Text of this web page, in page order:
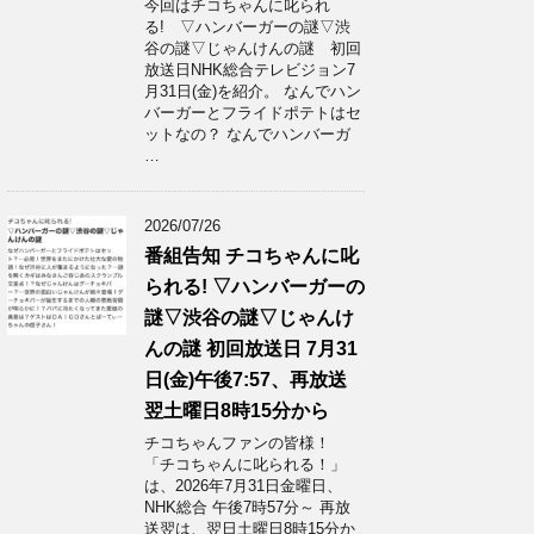
今回はチコちゃんに叱られ
る! ▽ハンバーガーの謎▽渋
谷の謎▽じゃんけんの謎 初回
放送日NHK総合テレビジョン7
月31日(金)を紹介。 なんでハン
バーガーとフライドポテトはセ
ットなの？ なんでハンバーガ
…
2026/07/26
番組告知 チコちゃんに叱
られる! ▽ハンバーガーの
謎▽渋谷の謎▽じゃんけ
んの謎 初回放送日 7月31
日(金)午後7:57、再放送
翌土曜日8時15分から
チコちゃんファンの皆様！
「チコちゃんに叱られる！」​
は、2026年7月31日金曜日、
NHK総合 午後7時57分～ 再放
送翌は、翌日土曜日8時15分か